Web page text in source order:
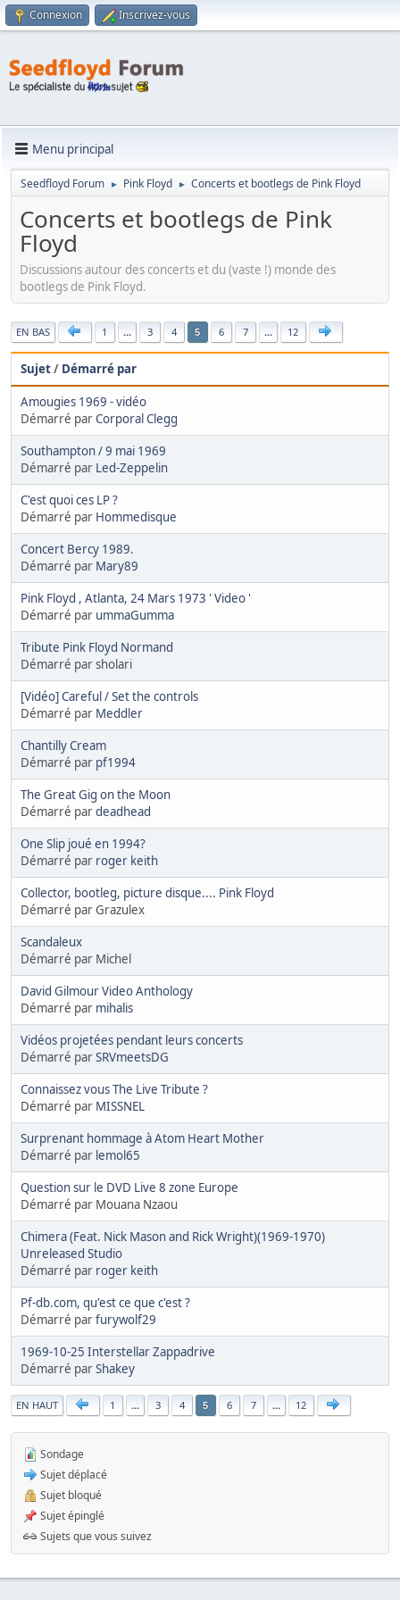
Connexion Inscrivez-vous
Menu principal
Seedfloyd Forum ► Pink Floyd ► Concerts et bootlegs de Pink Floyd
Concerts et bootlegs de Pink
Floyd
Discussions autour des concerts et du (vaste !) monde des
bootlegs de Pink Floyd.
|
EN BAS 1 ... 3 4 5 6 7 ... 12
Sujet/ Démarré par
Amougies 1969 - vidéo
Démarré parCorporal Clegg
Southampton / 9 mai 1969
Démarré par Led-Zeppelin
C'est quoi ces LP ?
Démarré par Hommedisque
Concert Bercy 1989.
Démarré par Mary89
Pink Floyd , Atlanta, 24 Mars 1973 ' Video '
Démarré par ummaGumma
Tribute Pink Floyd Normand
Démarré par sholari
[Vidéo] Careful / Set the controls
Démarré par Meddler
Chantilly Cream
Démarré par pf1994
The Great Gig on the Moon
Démarré pardeadhead
One Slip joué en 1994?
Démarré par roger keith
Collector, bootleg, picture disque.... Pink Floyd
Démarré par Grazulex
Scandaleux
Démarré par Michel
David Gilmour Video Anthology
Démarré par mihalis
Vidéos projetées pendant leurs concerts
Démarré parSRVmeetsDG
Connaissez vous The Live Tribute ?
Démarré par MISSNEL
Surprenant hommage à Atom Heart Mother
Démarré par lemol65
Question sur le DVD Live 8 zone Europe
Démarré par Mouana Nzaou
Chimera (Feat. Nick Mason and Rick Wright)(1969-1970)
Unreleased Studio
Démarré par roger keith
Pf-db.com, qu'est ce que c'est ?
Démarré parfurywolf29
1969-10-25 Interstellar Zappadrive
Démarré parShakey
|
EN HAUT 1 ... 3 4 5 6 7 ... 12
Sondage
Sujet déplacé
Sujet bloqué
Sujet épinglé
Sujets que vous suivez